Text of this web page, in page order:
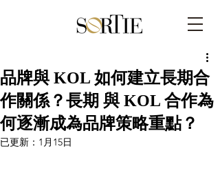
品牌與 KOL 如何建立長期合
作關係？長期 與 KOL 合作為
何逐漸成為品牌策略重點？
已更新： 1月15日